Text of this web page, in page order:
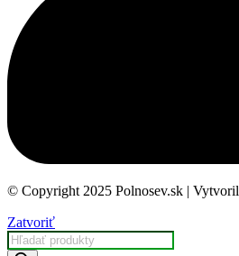
© Copyright 2025 Polnosev.sk | Vytvoril
Zatvoriť